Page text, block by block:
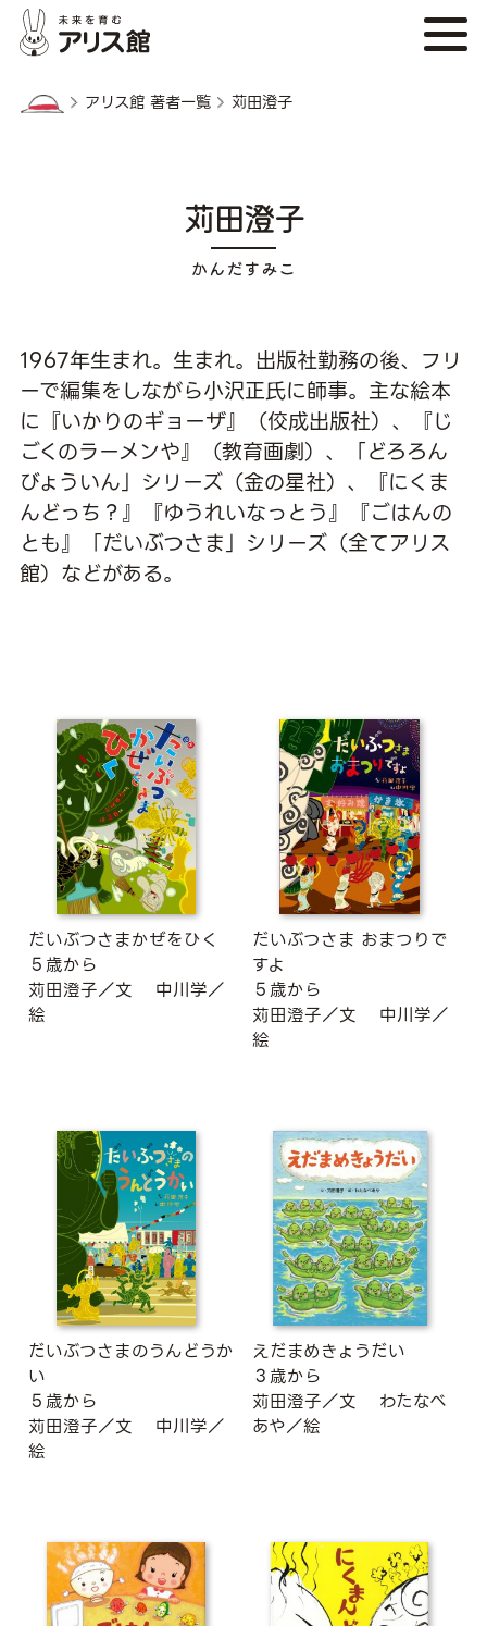
アリス館 著者一覧 苅田澄子
苅田澄子
1967年生まれ。生まれ。出版社勤務の後、フリ
ーで編集をしながら小沢正氏に師事。主な絵本
に『いかりのギョーザ』（佼成出版社）、『じ
ごくのラーメンや』（教育画劇）、「どろろん
びょういん」シリーズ（金の星社）、『にくま
んどっち？』『ゆうれいなっとう』『ごはんの
とも』「だいぶつさま」シリーズ（全てアリス
館）などがある。
だいぶつさまかぜをひく
５歳から
苅田澄子／文
中川学／
絵
だいぶつさま おまつりで
すよ
５歳から
苅田澄子／文
中川学／
絵
だいぶつさまのうんどうか
い
５歳から
苅田澄子／文
中川学／
絵
えだまめきょうだい
３歳から
苅田澄子／文
わたなべ
あや／絵